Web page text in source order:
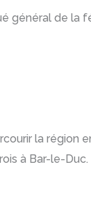
général de la
la
à Bar-le-Duc.